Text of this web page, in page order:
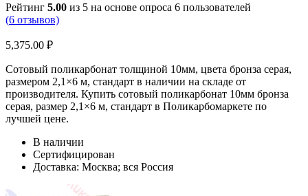
Рейтинг 5.00 из 5 на основе опроса 6 пользователей
(6 отзывов)
5,375.00 ₽
Сотовый поликарбонат толщиной 10мм, цвета бронза серая,
размером 2,1×6 м, стандарт в наличии на складе от
производителя. Купить сотовый поликарбонат 10мм бронза
серая, размер 2,1×6 м, стандарт в Поликарбомаркете по
лучшей цене.
В наличии
Сертифицирован
Доставка: Москва; вся Россия